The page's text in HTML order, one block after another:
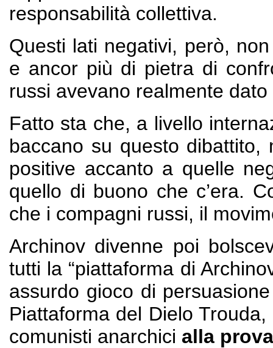
responsabilità collettiva.
Questi lati negativi, però,
e ancor più di pietra di
russi avevano realmente
Fatto sta che, a livello
baccano su questo
positive accanto a quelle
quello di buono che c’era.
che i compagni russi, il
Archinov divenne poi
tutti la “piattaforma di
assurdo gioco di
Piattaforma del Dielo
comunisti anarchici alla prova